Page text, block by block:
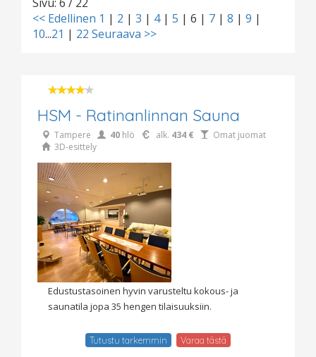
<< Edellinen 1 | 2 | 3 | 4| 5 | 6 | 7 | 8 | 9 |
10...21 | 22 Seuraava >>
HSM - Ratinanlinnan Sauna
Tampere 40 hlö alk. 434 €
Omat juomat
3D-esittely
Edustustasoinen hyvin varusteltu kokous- ja
saunatila jopa 35 hengen tilaisuuksiin.
Tutustu tarkemmin Varaa tästä